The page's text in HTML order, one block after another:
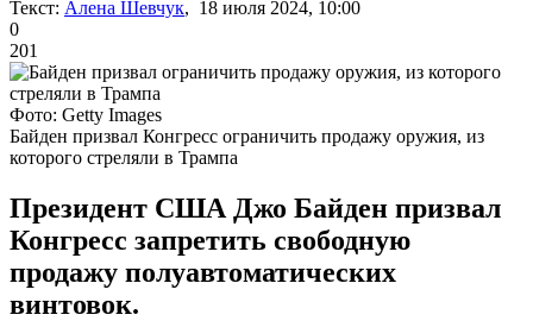
Текст: Алена Шевчук, 18 июля 2024, 10:00
0
201
Фото: Getty Images
Байден призвал Конгресс ограничить продажу оружия, из
которого стреляли в Трампа
Президент США Джо Байден призвал
Конгресс запретить свободную
продажу полуавтоматических
винтовок.